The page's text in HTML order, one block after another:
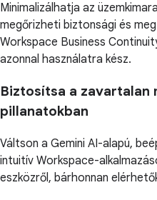
Minimalizálhatja az
megőrizheti biztonsági és
Workspace Business
azonnal használatra kész.
Biztosítsa a zavartalan
pillanatokban
Váltson a Gemini AI-alapú,
intuitív Workspace-
eszközről, bárhonnan